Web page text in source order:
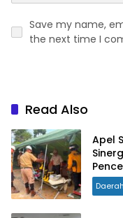
Save my name,
the next time I
Read Also
Apel
Daerah